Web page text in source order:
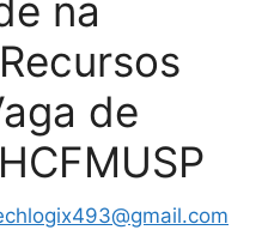
na
de